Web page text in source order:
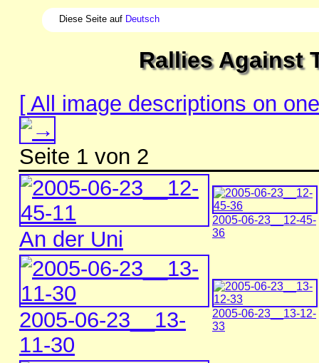
Diese Seite auf Deutsch
Rallies Against
[ All image descriptions on
Seite 1 von 2
An der Uni
2005-06-23__12-45-
36
2005-06-23__13-
11-30
2005-06-23__13-12-
33